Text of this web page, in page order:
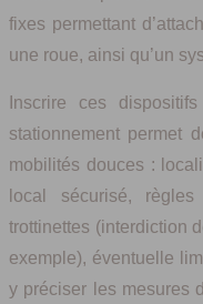
fixes permettant
une roue, ainsi qu’un
Inscrire ces
stationnement permet
mobilités douces :
local sécurisé,
trottinettes (interdiction
exemple), éventuelle
y préciser les mesures